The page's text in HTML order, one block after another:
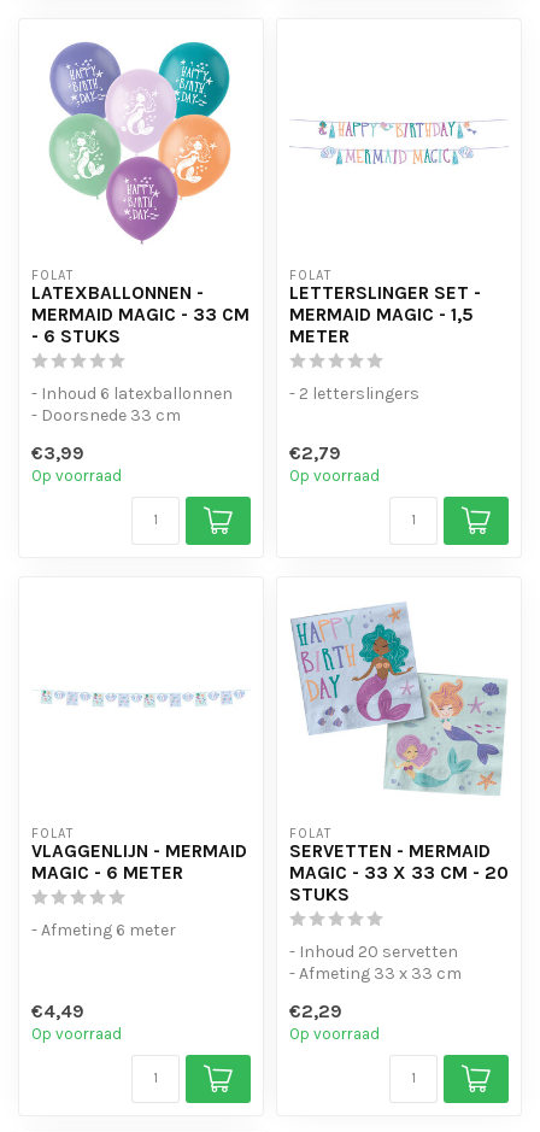
FOLAT
LATEXBALLONNEN -
MERMAID MAGIC - 33 CM
- 6 STUKS
- Inhoud 6 latexballonnen
- Doorsnede 33 cm
€3,99
Op voorraad
FOLAT
LETTERSLINGER SET -
MERMAID MAGIC - 1,5
METER
- 2 letterslingers
€2,79
Op voorraad
FOLAT
VLAGGENLIJN - MERMAID
MAGIC - 6 METER
- Afmeting 6 meter
€4,49
Op voorraad
FOLAT
SERVETTEN - MERMAID
MAGIC - 33 X 33 CM - 20
STUKS
- Inhoud 20 servetten
- Afmeting 33 x 33 cm
€2,29
Op voorraad